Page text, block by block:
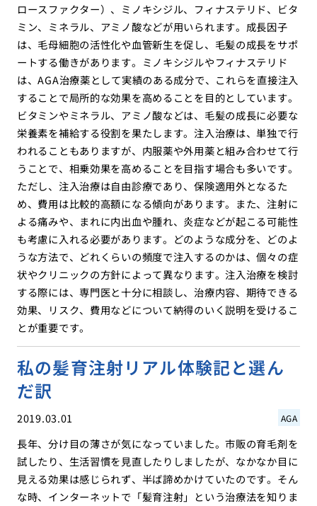
ロースファクター）、ミノキシジル、フィナステリド、ビタ
ミン、ミネラル、アミノ酸などが用いられます。成長因子
は、毛母細胞の活性化や血管新生を促し、毛髪の成長をサポ
ートする働きがあります。ミノキシジルやフィナステリド
は、AGA治療薬として実績のある成分で、これらを直接注入
することで局所的な効果を高めることを目的としています。
ビタミンやミネラル、アミノ酸などは、毛髪の成長に必要な
栄養素を補給する役割を果たします。注入治療は、単独で行
われることもありますが、内服薬や外用薬と組み合わせて行
うことで、相乗効果を高めることを目指す場合も多いです。
ただし、注入治療は自由診療であり、保険適用外となるた
め、費用は比較的高額になる傾向があります。また、注射に
よる痛みや、まれに内出血や腫れ、炎症などが起こる可能性
も考慮に入れる必要があります。どのような成分を、どのよ
うな方法で、どれくらいの頻度で注入するのかは、個々の症
状やクリニックの方針によって異なります。注入治療を検討
する際には、専門医と十分に相談し、治療内容、期待できる
効果、リスク、費用などについて納得のいく説明を受けるこ
とが重要です。
私の髪育注射リアル体験記と選ん
だ訳
2019.03.01 AGA
長年、分け目の薄さが気になっていました。市販の育毛剤を
試したり、生活習慣を見直したりしましたが、なかなか目に
見える効果は感じられず、半ば諦めかけていたのです。そん
な時、インターネットで「髪育注射」という治療法を知りま